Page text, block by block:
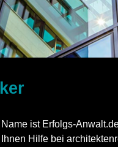
ist Erfolgs-
Hilfe bei